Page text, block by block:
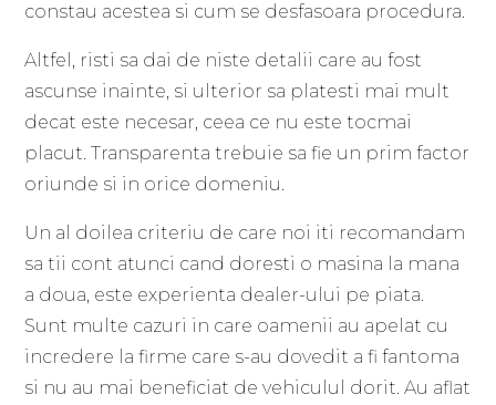
constau acestea si cum se desfasoara procedura.
Altfel, risti sa dai de niste detalii care au fost
ascunse inainte, si ulterior sa platesti mai mult
decat este necesar, ceea ce nu este tocmai
placut. Transparenta trebuie sa fie un prim factor
oriunde si in orice domeniu.
Un al doilea criteriu de care noi iti recomandam
sa tii cont atunci cand doresti o masina la mana
a doua, este experienta dealer-ului pe piata.
Sunt multe cazuri in care oamenii au apelat cu
incredere la firme care s-au dovedit a fi fantoma
si nu au mai beneficiat de vehiculul dorit. Au aflat